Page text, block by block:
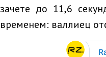
зачете до 11,6
временем: валлиец